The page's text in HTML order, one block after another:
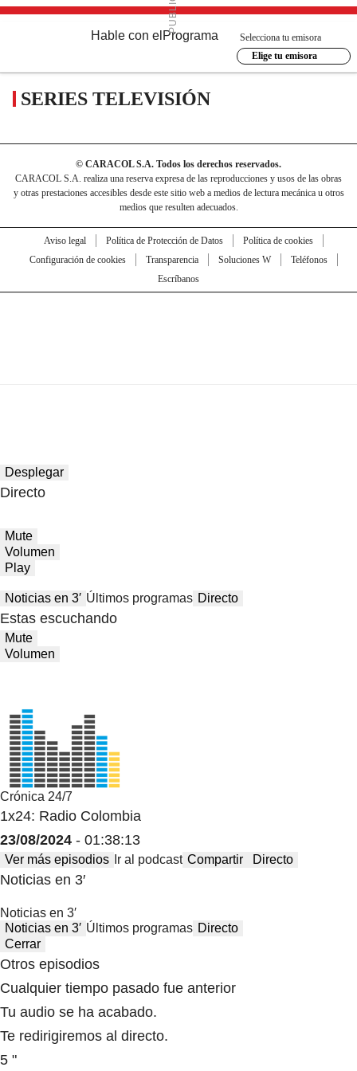
Hable con el Programa
Selecciona tu emisora
Elige tu emisora
SERIES TELEVISIÓN
© CARACOL S.A. Todos los derechos reservados.
CARACOL S.A. realiza una reserva expresa de las reproducciones y usos de las obras
y otras prestaciones accesibles desde este sitio web a medios de lectura mecánica u otros
medios que resulten adecuados.
Aviso legal Política de Protección de Datos
Política de cookies
Configuración de cookies
Transparencia Soluciones W
Teléfonos
Escríbanos
Desplegar
Directo
Mute
Volumen
Play
Noticias en 3′ Últimos programas Directo
Estas escuchando
Mute
Volumen
Crónica 24/7
1x24: Radio Colombia
23/08/2024 - 01:38:13
Ver más episodios Ir al podcast Compartir Directo
Noticias en 3′
Noticias en 3′
Noticias en 3′ Últimos programas Directo
Cerrar
Otros episodios
Cualquier tiempo pasado fue anterior
Tu audio se ha acabado.
Te redirigiremos al directo.
5 "